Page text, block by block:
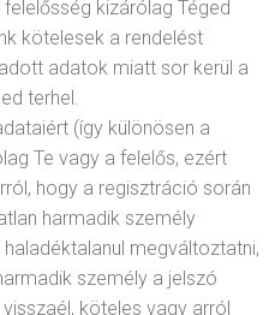
kizárólag Téged
kötelesek a rendelést
adatok miatt sor kerül a
terhel.
(így különösen a
Te vagy a felelős, ezért
hogy a regisztráció során
harmadik személy
megváltoztatni,
személy a jelszó
köteles vagy arról